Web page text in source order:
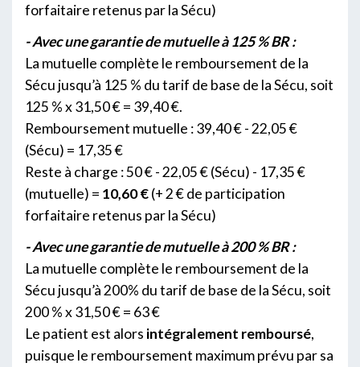
forfaitaire retenus par la Sécu)
- Avec une garantie de mutuelle à 125 % BR :
La mutuelle complète le remboursement de la
Sécu jusqu’à 125 % du tarif de base de la Sécu, soit
125 % x 31,50 € = 39,40 €.
Remboursement mutuelle : 39,40 € - 22,05 €
(Sécu) = 17,35 €
Reste à charge : 50 € - 22,05 € (Sécu) - 17,35 €
(mutuelle) = 10,60 €(+ 2 € de participation
forfaitaire retenus par la Sécu)
- Avec une garantie de mutuelle à 200 % BR :
La mutuelle complète le remboursement de la
Sécu jusqu’à 200% du tarif de base de la Sécu, soit
200 % x 31,50 € = 63 €
Le patient est alors intégralement remboursé,
puisque le remboursement maximum prévu par sa